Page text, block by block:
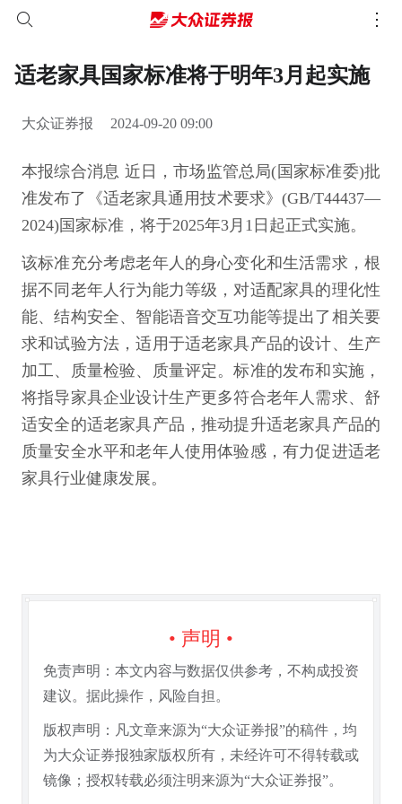
适老家具国家标准将于明年3月起实施
大众证券报 2024-09-20 09:00
本报综合消息 近日，市场监管总局(国家标准委)批
准发布了《适老家具通用技术要求》(GB/T44437—
2024)国家标准，将于2025年3月1日起正式实施。
该标准充分考虑老年人的身心变化和生活需求，根
据不同老年人行为能力等级，对适配家具的理化性
能、结构安全、智能语音交互功能等提出了相关要
求和试验方法，适用于适老家具产品的设计、生产
加工、质量检验、质量评定。标准的发布和实施，
将指导家具企业设计生产更多符合老年人需求、舒
适安全的适老家具产品，推动提升适老家具产品的
质量安全水平和老年人使用体验感，有力促进适老
家具行业健康发展。
• 声明 •
免责声明：本文内容与数据仅供参考，不构成投资
建议。据此操作，风险自担。
版权声明：凡文章来源为“大众证券报”的稿件，均
为大众证券报独家版权所有，未经许可不得转载或
镜像；授权转载必须注明来源为“大众证券报”。